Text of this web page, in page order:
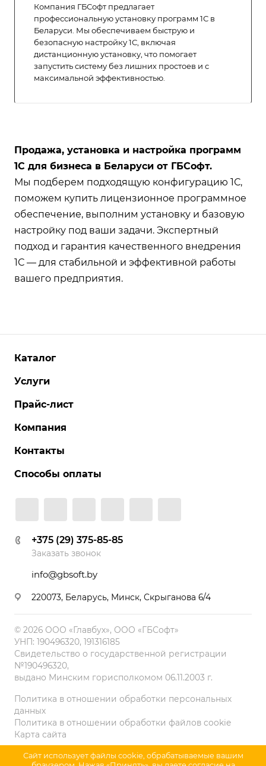
Компания ГБСофт предлагает
профессиональную установку программ 1С в
Беларуси. Мы обеспечиваем быструю и
безопасную настройку 1С, включая
дистанционную установку, что помогает
запустить систему без лишних простоев и с
максимальной эффективностью.
Продажа, установка и настройка программ
1С для бизнеса в Беларуси от ГБСофт.
Мы подберем подходящую конфигурацию 1С,
поможем купить лицензионное программное
обеспечение, выполним установку и базовую
настройку под ваши задачи. Экспертный
подход и гарантия качественного внедрения
1С — для стабильной и эффективной работы
вашего предприятия.
Каталог
Услуги
Прайс-лист
Компания
Контакты
Способы оплаты
+375 (29) 375-85-85
Заказать звонок
info@gbsoft.by
220073, Беларусь, Минск, Скрыганова 6/4
© 2026 ООО «Главбух», ООО «ГБСофт»
УНП: 190496320, 191316185
Свидетельство о государственной регистрации
№190496320,
выдано Минским горисполкомом 06.11.2003 г.
Политика в отношении обработки персональных
данных
Политика в отношении обработки файлов cookie
Карта сайта
Сайт использует файлы cookie, обрабатываемые вашим